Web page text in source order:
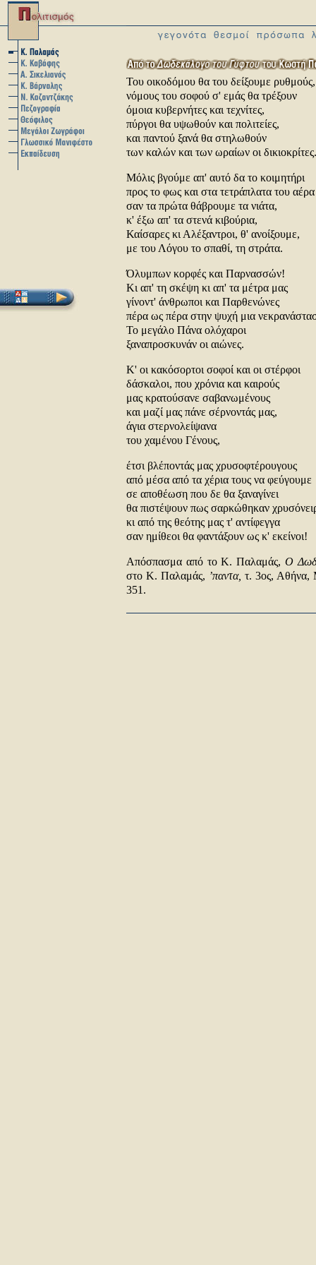
Του οικοδόμου θα του δείξουμε ρυθμούς,
νόμους του σοφού σ' εμάς θα τρέξουν
όμοια κυβερνήτες και τεχνίτες,
πύργοι θα υψωθούν και πολιτείες,
και παντού ξανά θα στηλωθούν
των καλών και των ωραίων οι δικιοκρίτες.
Μόλις βγούμε απ' αυτό δα το κοιμητήρι
προς το φως και στα τετράπλατα του αέρα
σαν τα πρώτα θάβρουμε τα νιάτα,
κ' έξω απ' τα στενά κιβούρια,
Καίσαρες κι Αλέξαντροι, θ' ανοίξουμε,
με του Λόγου το σπαθί, τη στράτα.
Όλυμπων κορφές και Παρνασσών!
Κι απ' τη σκέψη κι απ' τα μέτρα μας
γίνοντ' άνθρωποι και Παρθενώνες
πέρα ως πέρα στην ψυχή μια
Το μεγάλο Πάνα ολόχαροι
ξαναπροσκυνάν οι αιώνες.
Κ' οι κακόσορτοι σοφοί και οι στέρφοι
δάσκαλοι, που χρόνια και καιρούς
μας κρατούσανε σαβανωμένους
και μαζί μας πάνε σέρνοντάς μας,
άγια στερνολείψανα
του χαμένου Γένους,
έτσι βλέποντάς μας χρυσοφτέρουγους
από μέσα από τα χέρια τους να φεύγουμε
σε αποθέωση που δε θα ξαναγίνει
θα πιστέψουν πως σαρκώθηκαν
κι από της θεότης μας τ' αντίφεγγα
σαν ημίθεοι θα φαντάξουν ως κ' εκείνοι!
Απόσπασμα από το Κ. Παλαμάς, Ο
στο Κ. Παλαμάς, ’παντα, τ. 3ος, Αθήνα,
351.